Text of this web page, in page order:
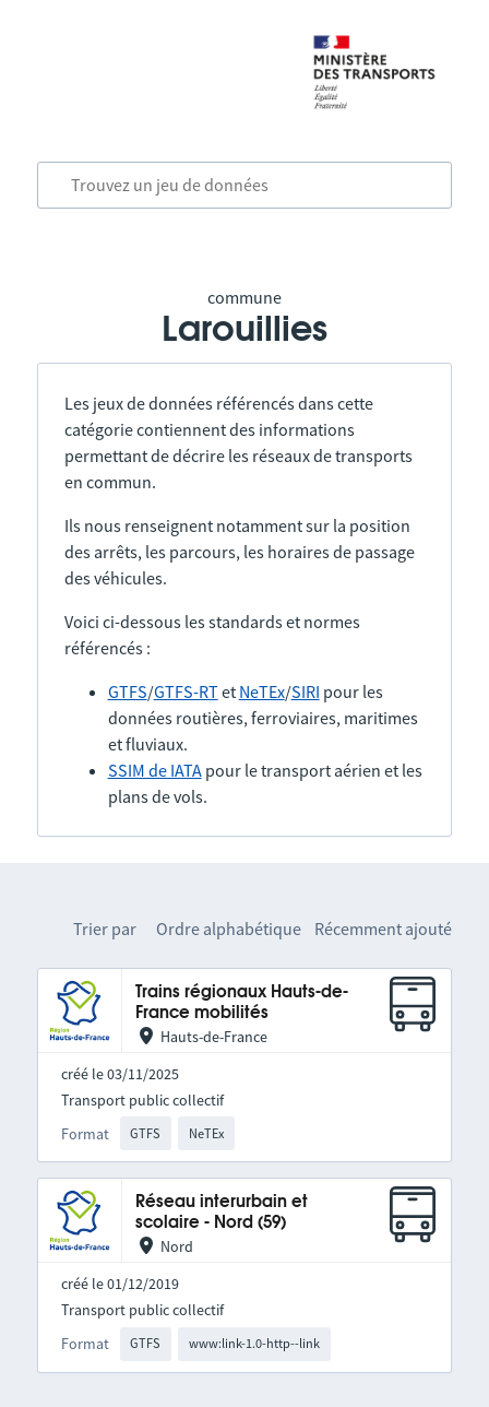
commune
Larouillies
Les jeux de données référencés dans cette
catégorie contiennent des informations
permettant de décrire les réseaux de transports
en commun.
Ils nous renseignent notamment sur la position
des arrêts, les parcours, les horaires de passage
des véhicules.
Voici ci-dessous les standards et normes
référencés :
GTFS/GTFS-RTet NeTEx/SIRI pour les
données routières, ferroviaires, maritimes
et fluviaux.
SSIM de IATApour le transport aérien et les
plans de vols.
Trier par Ordre alphabétique Récemment ajouté
Trains régionaux Hauts-de-
France mobilités
Hauts-de-France
créé le 03/11/2025
Format GTFS NeTEx
Transport public collectif
Réseau interurbain et
scolaire - Nord (59)
Nord
créé le 01/12/2019
Format GTFS www:link-1.0-http--link
Transport public collectif